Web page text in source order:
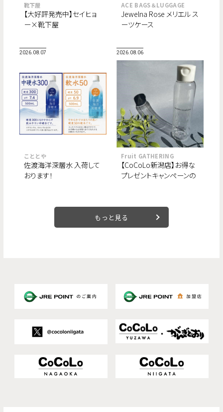
靴下屋
【大好評発売中】セイヒョ
ー×靴下屋
ACE BAGS＆LUGGAGE
Jewelna Rose メリエル ス
ーツケース
2026.08.07
こととや
佐渡海洋深層水 入荷して
おります！
2026.08.06
Fruit GATHERING
【CoCoLo新潟店】お得な
プレゼントキャンペーンの
もっと見る